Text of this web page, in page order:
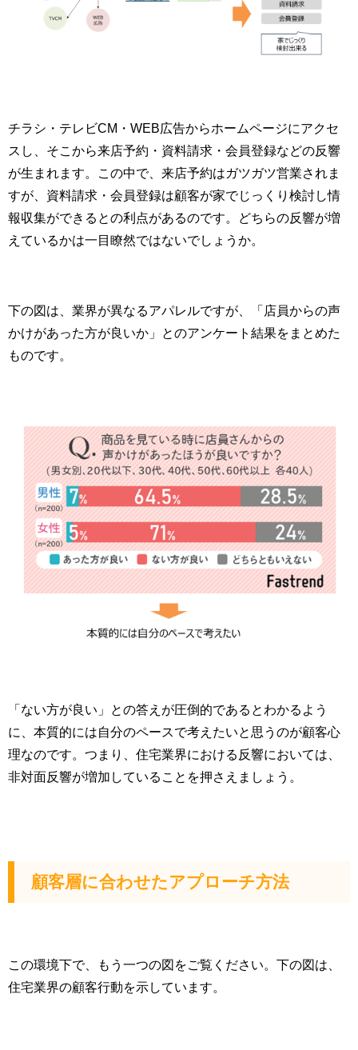
チラシ・テレビCM・WEB広告からホームページにアクセ
スし、そこから来店予約・資料請求・会員登録などの反響
が生まれます。この中で、来店予約はガツガツ営業されま
すが、資料請求・会員登録は顧客が家でじっくり検討し情
報収集ができるとの利点があるのです。どちらの反響が増
えているかは一目瞭然ではないでしょうか。
下の図は、業界が異なるアパレルですが、「店員からの声
かけがあった方が良いか」とのアンケート結果をまとめた
ものです。
「ない方が良い」との答えが圧倒的であるとわかるよう
に、本質的には自分のペースで考えたいと思うのが顧客心
理なのです。つまり、住宅業界における反響においては、
非対面反響が増加していることを押さえましょう。
顧客層に合わせたアプローチ方法
この環境下で、もう一つの図をご覧ください。下の図は、
住宅業界の顧客行動を示しています。